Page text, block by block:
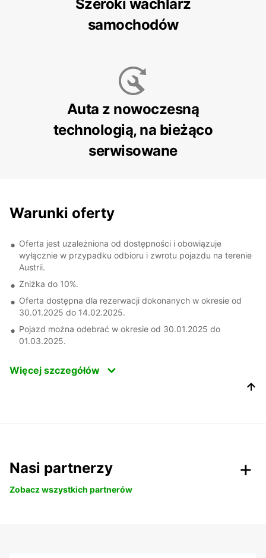
Szeroki wachlarz
samochodów
Auta z nowoczesną
technologią, na bieżąco
serwisowane
Warunki oferty
Oferta jest uzależniona od dostępności i obowiązuje
wyłącznie w przypadku odbioru i zwrotu pojazdu na terenie
Austrii.
Zniżka do 10%.
Oferta dostępna dla rezerwacji dokonanych w okresie od
30.01.2025 do 14.02.2025.
Pojazd można odebrać w okresie od 30.01.2025 do
01.03.2025.
Więcej szczegółów
Nasi partnerzy
Zobacz wszystkich partnerów